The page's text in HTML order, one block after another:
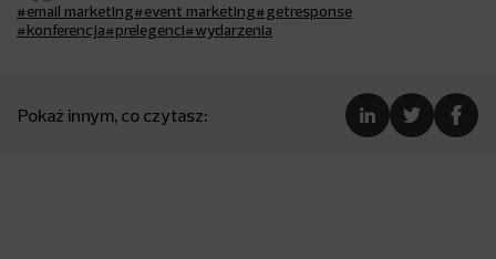
#email marketing#event marketing#getresponse
#konferencja#prelegenci#wydarzenia
Pokaż innym, co czytasz: